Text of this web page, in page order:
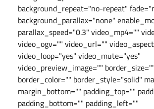
background_repeat="no-repeat"
background_parallax="none"
parallax_speed="0.3" video_mp4=""
video_ogv="" video_url=""
video_loop="yes" video_mute="yes"
video_preview_image="" border_size=""
border_color="" border_style="solid"
margin_bottom="" padding_top=""
padding_bottom="" padding_left=""